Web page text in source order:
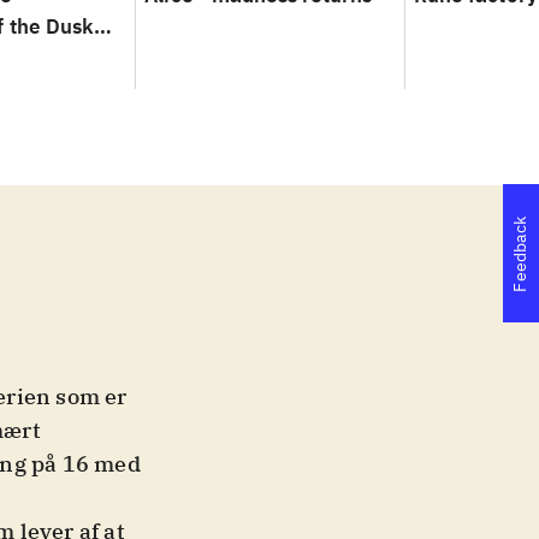
the Dusk
som er
på 16 med
lever af at
Feedback